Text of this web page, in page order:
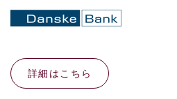
詳細はこちら